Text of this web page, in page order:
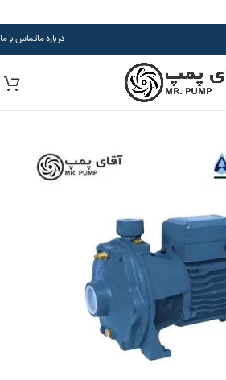
درباره ماتماس با ما